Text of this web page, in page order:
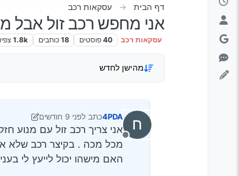
דף הבית עסקאות רכב
אני מחפש רכב זול אבל
עסקאות רכב 40 פוסטים 18 כותבים 1.8k
מהישן לחדש
מנותק
4PDAכתב לפני 9 חודשים
נערך לאחרונה על ידי Klonimoos
אני צריך רכב זול עם מנוע
מכל מכה . בקיצר רכב שלא
האם מישהו יכול לייעץ לי